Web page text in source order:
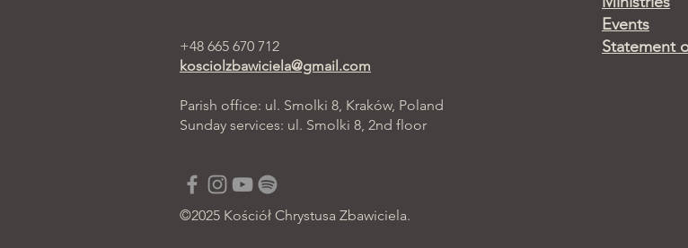
+48 665 670 712
kosciolzbawiciela@gmail.com
Parish office: ul. Smolki 8, Kraków, Poland
Sunday services: ul. Smolki 8, 2nd floor
Events
Statement
©2025 Kościół Chrystusa Zbawiciela.